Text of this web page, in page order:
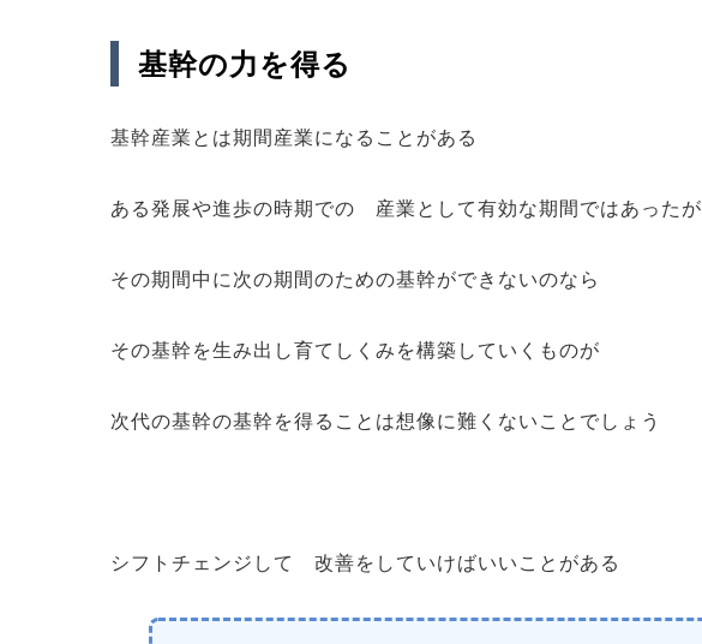
基幹の力を得る
基幹産業とは期間産業になることがある
ある発展や進歩の時期での 産業として有効な期間ではあったが
その期間中に次の期間のための基幹ができないのなら
その基幹を生み出し育てしくみを構築していくものが
次代の基幹の基幹を得ることは想像に難くないことでしょう
シフトチェンジして 改善をしていけばいいことがある